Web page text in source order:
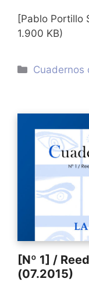
[Pablo Portillo
1.900 KB)
Categorías
Cuadernos
[Nº 1] /
(07.2015)